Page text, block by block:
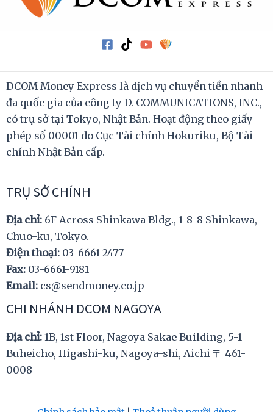
DCOM Money Express là dịch vụ chuyển tiền nhanh
đa quốc gia của công ty D. COMMUNICATIONS, INC.,
có trụ sở tại Tokyo, Nhật Bản. Hoạt động theo giấy
phép số 00001 do Cục Tài chính Hokuriku, Bộ Tài
chính Nhật Bản cấp.
TRỤ SỞ CHÍNH
Địa chỉ: 6F Across Shinkawa Bldg., 1-8-8 Shinkawa,
Chuo-ku, Tokyo.
Điện thoại: 03-6661-2477
Fax: 03-6661-9181
Email: cs@sendmoney.co.jp
CHI NHÁNH DCOM NAGOYA
Địa chỉ: 1B, 1st Floor, Nagoya Sakae Building, 5-1
Buheicho, Higashi-ku, Nagoya-shi, Aichi 〒 461-
0008